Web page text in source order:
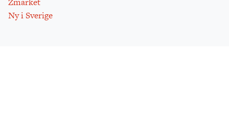
Ny i Sverige